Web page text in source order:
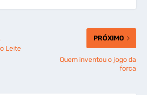
Leite
PRÓXIMO
Quem inventou o jogo da
forca